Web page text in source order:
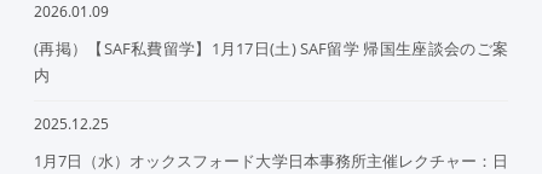
2026.01.09
(再掲）【SAF私費留学】1月17日(土) SAF留学 帰国生座談会のご案
内
2025.12.25
1月7日（水）オックスフォード大学日本事務所主催レクチャー：日